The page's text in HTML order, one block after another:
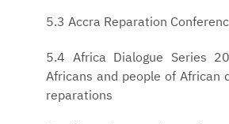
5.3 Accra Reparation
5.4 Africa Dialogue Series
Africans and people of African
reparations